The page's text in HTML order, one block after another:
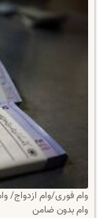
وام فوری/وام ازدواج/
وام بدون ضامن